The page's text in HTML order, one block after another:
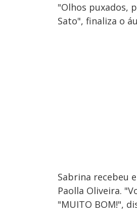
"Olhos puxados,
Sato", finaliza o
Sabrina recebeu
Paolla Oliveira.
"MUITO BOM!",